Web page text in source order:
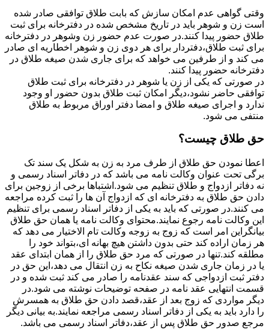
وقتی گواهی عدم امکان سازش که بابت طلاق توافقی صادر شده
است زن و شوهر باید در تاریخ مشخص شده در دفترخانه برای ثبت
طلاق حضور پیدا کنند.در صورت عدم حضور زن وشوهر در دفترخانه
برای ثبت طلاق،دفتردار برای هر دوی زن و شوهر اخطاریه ای صادر
می کند و از طرفین می خواهد که برای جاری شدن صیغه طلاق در
دفترخانه حضور پیدا کنند.
در صورتی که یکی از زن یا شوهر در دفترخانه برای ثبت طلاق
توافقی حاضر نشود،دیگر امکان ثبت طلاق بدون حضور او وجود
ندارد و اجرای صیغه طلاق و امضا دفتر اوراق مربوط به طلاق
منتفی می شود.
حق طلاق چیست؟
اعطا نمودن حق طلاق از طرف مرد به زن به شکل یک سند تک
برگی تحت عنوان وکالت نامه می باشد که در دفاتر اسناد رسمی و
نه دفاتر ازدواج و طلاق تنظیم می شود.اشتباها برخی از زوجین برای
دادن حق طلاق به دفترخانه ای که ازدواج آن ها را ثبت کرده مراجعه
می کنند.در صورتی که باید به یکی از دفاتر اسناد رسمی برای تنظیم
این وکالت نامه رجوع نمایند.محتوای وکالت نامه یا همان حق طلاق
بیانگراین امر است که زوج به زوجه وکالت تام الاختیار می دهد که
هر زمان اراده کند حتی بدون داشتن هیچ بهانه ای،بتواند خود را
مطلقه کند.تنها در صورتی که مرد حق طلاق را از همان ابتدای عقد
یا در زمان جاری شدن صیغه نکاح به زن انتقال می دهد،این حق در
دفتر ثبت ازدواجی که سند عقدنامه را صادر می کند ثبت شده و در
قسمت انتهایی عقد نامه در صفحه توضیحات نوشته می شود.در
دیگر مواردی که زوج بعد از عقد،قصد دادن حق طلاق به همسرش
را دارد باید به یکی از دفاتر اسناد رسمی مراجعه نمایند.به بیانی دیگر
مرجع صدور حق طلاق پس از عقد،دفاتر اسناد رسمی می باشد.